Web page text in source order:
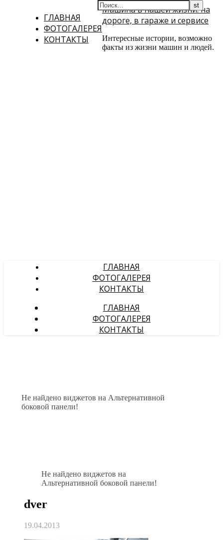
ГЛАВНАЯ
ФОТОГАЛЕРЕЯ
КОНТАКТЫ
Машина в нашей жизни: на
дороге, в гараже и сервисе
Интересные истории, возможно
факты из жизни машин и людей.
ГЛАВНАЯ
ФОТОГАЛЕРЕЯ
КОНТАКТЫ
ГЛАВНАЯ
ФОТОГАЛЕРЕЯ
КОНТАКТЫ
Не найдено виджетов на Альтернативной
боковой панели!
Не найдено виджетов на
Альтернативной боковой панели!
dver
19.04.2013